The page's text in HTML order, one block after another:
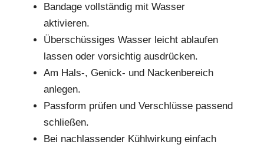
Bandage vollständig mit Wasser
aktivieren.
Überschüssiges Wasser leicht ablaufen
lassen oder vorsichtig ausdrücken.
Am Hals-, Genick- und Nackenbereich
anlegen.
Passform prüfen und Verschlüsse passend
schließen.
Bei nachlassender Kühlwirkung einfach